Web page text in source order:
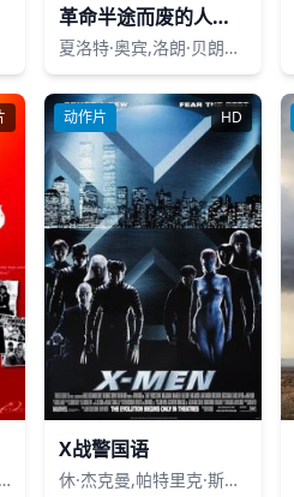
革命半途而废的人终将自掘坟墓
夏洛特·奥宾,洛朗·贝朗格,埃曼纽尔·卢西尔·马丁内斯,加布里埃尔·特伦布莱,莉亚·奥宾
Vilma Santos,Christopher De Leon,Piolo Pascual
动作片 HD
X战警国语
休·杰克曼,帕特里克·斯图尔特,伊恩·麦克莱恩,法米克·詹森,詹姆斯·麦斯登,哈莉·贝瑞,安娜·帕奎因,雷·帕克,丽贝卡·罗梅恩,布鲁斯·戴维森